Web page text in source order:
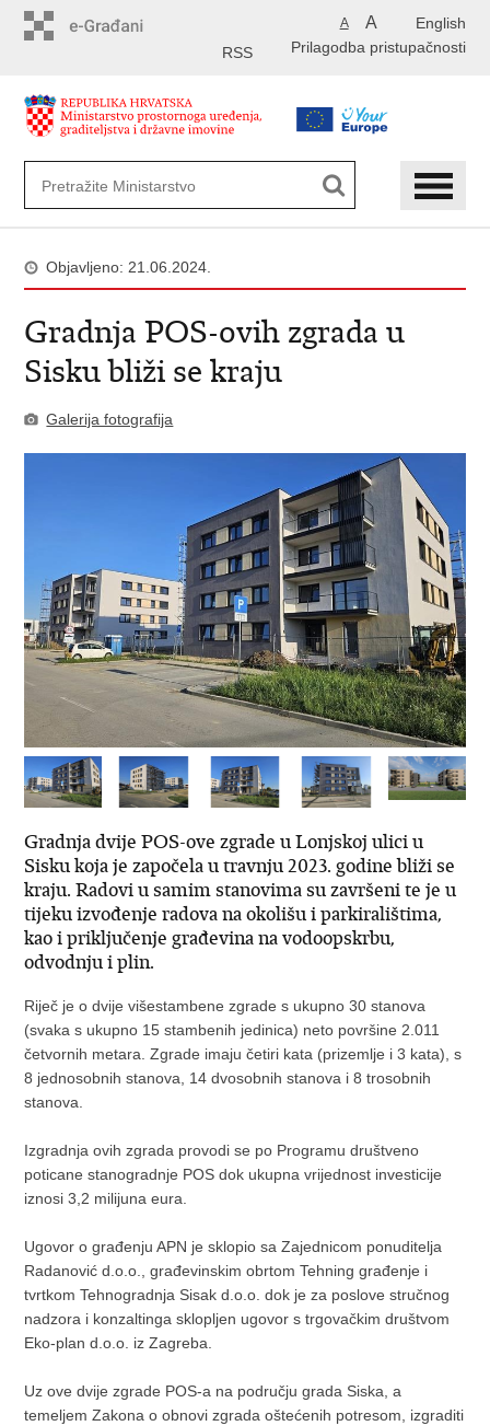
English
A A
Prilagodba pristupačnosti
RSS
Objavljeno: 21.06.2024.
Gradnja POS-ovih zgrada u
Sisku bliži se kraju
Galerija fotografija
Gradnja dvije POS-ove zgrade u Lonjskoj ulici u
Sisku koja je započela u travnju 2023. godine bliži se
kraju. Radovi u samim stanovima su završeni te je u
tijeku izvođenje radova na okolišu i parkiralištima,
kao i priključenje građevina na vodoopskrbu,
odvodnju i plin.
Riječ je o dvije višestambene zgrade s ukupno 30 stanova
(svaka s ukupno 15 stambenih jedinica) neto površine 2.011
četvornih metara. Zgrade imaju četiri kata (prizemlje i 3 kata), s
8 jednosobnih stanova, 14 dvosobnih stanova i 8 trosobnih
stanova.
Izgradnja ovih zgrada provodi se po Programu društveno
poticane stanogradnje POS dok ukupna vrijednost investicije
iznosi 3,2 milijuna eura.
Ugovor o građenju APN je sklopio sa Zajednicom ponuditelja
Radanović d.o.o., građevinskim obrtom Tehning građenje i
tvrtkom Tehnogradnja Sisak d.o.o. dok je za poslove stručnog
nadzora i konzaltinga sklopljen ugovor s trgovačkim društvom
Eko-plan d.o.o. iz Zagreba.
Uz ove dvije zgrade POS-a na području grada Siska, a
temeljem Zakona o obnovi zgrada oštećenih potresom, izgraditi